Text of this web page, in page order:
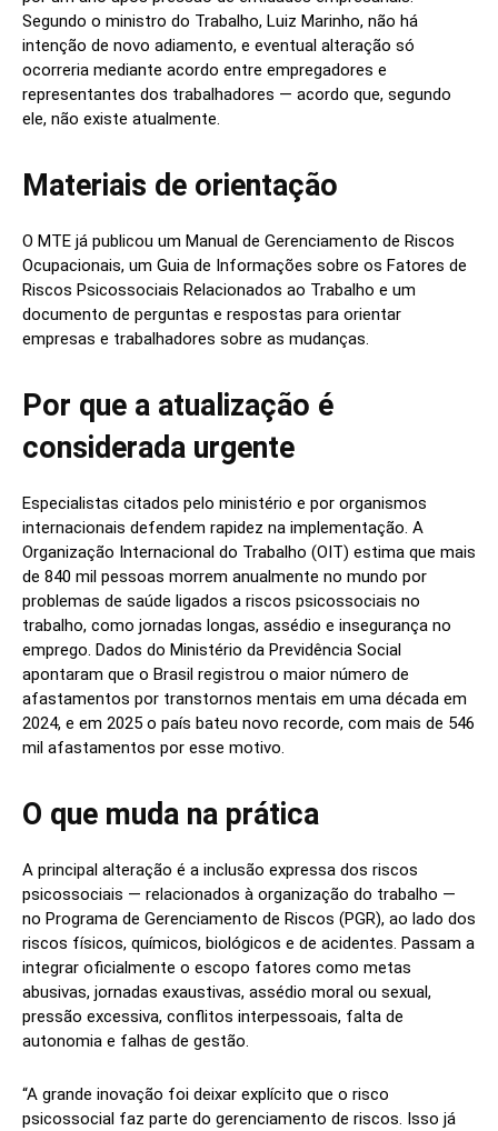
Segundo o ministro do Trabalho, Luiz Marinho, não há
intenção de novo adiamento, e eventual alteração só
ocorreria mediante acordo entre empregadores e
representantes dos trabalhadores — acordo que, segundo
ele, não existe atualmente.
Materiais de orientação
O MTE já publicou um Manual de Gerenciamento de Riscos
Ocupacionais, um Guia de Informações sobre os Fatores de
Riscos Psicossociais Relacionados ao Trabalho e um
documento de perguntas e respostas para orientar
empresas e trabalhadores sobre as mudanças.
Por que a atualização é
considerada urgente
Especialistas citados pelo ministério e por organismos
internacionais defendem rapidez na implementação. A
Organização Internacional do Trabalho (OIT) estima que mais
de 840 mil pessoas morrem anualmente no mundo por
problemas de saúde ligados a riscos psicossociais no
trabalho, como jornadas longas, assédio e insegurança no
emprego. Dados do Ministério da Previdência Social
apontaram que o Brasil registrou o maior número de
afastamentos por transtornos mentais em uma década em
2024, e em 2025 o país bateu novo recorde, com mais de 546
mil afastamentos por esse motivo.
O que muda na prática
A principal alteração é a inclusão expressa dos riscos
psicossociais — relacionados à organização do trabalho —
no Programa de Gerenciamento de Riscos (PGR), ao lado dos
riscos físicos, químicos, biológicos e de acidentes. Passam a
integrar oficialmente o escopo fatores como metas
abusivas, jornadas exaustivas, assédio moral ou sexual,
pressão excessiva, conflitos interpessoais, falta de
autonomia e falhas de gestão.
“A grande inovação foi deixar explícito que o risco
psicossocial faz parte do gerenciamento de riscos. Isso já